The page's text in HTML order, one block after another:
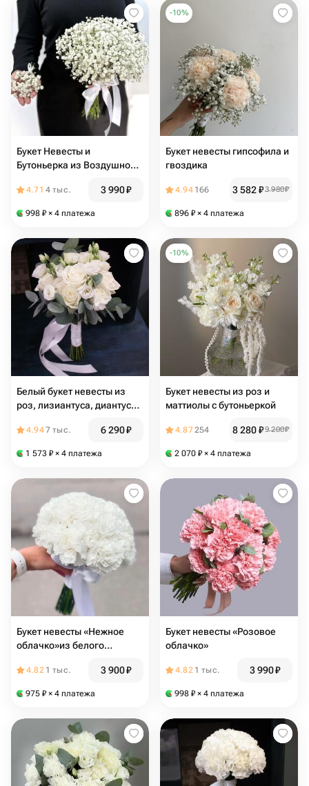
Букет Невесты и
Бутоньерка из Воздушной
4.71 4 тыс. 3 990₽
998 ₽ × 4 платежа
-10%
Букет невесты гипсофила и
гвоздика
4.94 166 3 582₽3 980₽
896 ₽ × 4 платежа
Белый букет невесты из
роз, лизиантуса, диантуса
4.947 тыс. 6 290₽
1 573 ₽ × 4 платежа
-10%
Букет невесты из роз и
маттиолы с бутоньеркой
4.87254 8 280₽9 200₽
2 070 ₽ × 4 платежа
Букет невесты «Нежное
облачко»из белого
4.82 1 тыс. 3 900₽
975 ₽ × 4 платежа
Букет невесты «Розовое
облачко»
4.82 1 тыс. 3 990₽
998 ₽ × 4 платежа